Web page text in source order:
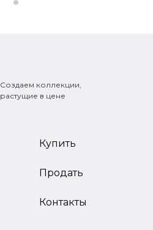
Создаем коллекции,
растущие в цене
Купить
Продать
Контакты